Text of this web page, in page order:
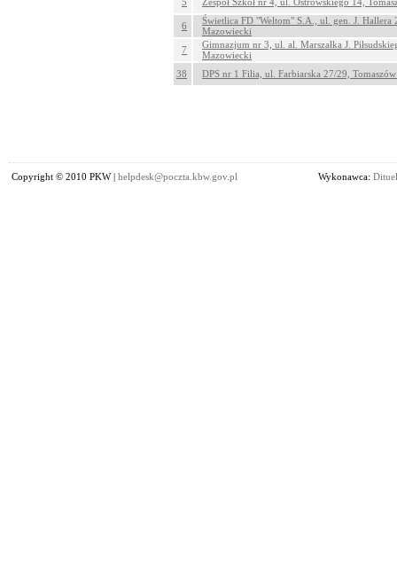
6
Świetlica FD "Weltom" S.A., ul. gen. J. Hallera
Mazowiecki
7
Gimnazjum nr 3, ul. al. Marszałka J.
Mazowiecki
38
DPS nr 1 Filia, ul. Farbiarska 27/29,
Copyright © 2010 PKW | helpdesk@poczta.kbw.gov.pl Wykonawca: